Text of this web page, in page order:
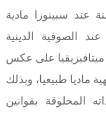
عند سبينوزا مادية
عند الصوفية الدينية
ميتافيزيقيا على عكس
ماديا طبيعيا، وبذلك
المخلوقة بقوانين